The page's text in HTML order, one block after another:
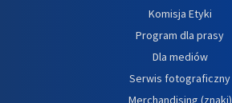
Komisja Etyki
Program dla prasy
Dla mediów
Serwis fotograficzny
Merchandising (znaki)